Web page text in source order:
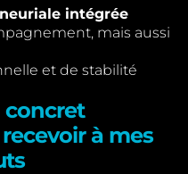
intégrée
mais aussi
et de stabilité
concret
à mes